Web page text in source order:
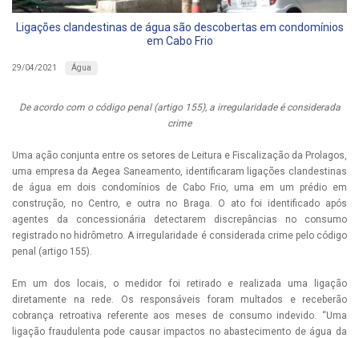
Ligações clandestinas de água são descobertas em condomínios
em Cabo Frio
29/04/2021 Água
De acordo com o código penal (artigo 155), a irregularidade é considerada
crime
Uma ação conjunta entre os setores de Leitura e Fiscalização da Prolagos,
uma empresa da Aegea Saneamento, identificaram ligações clandestinas
de água em dois condomínios de Cabo Frio, uma em um prédio em
construção, no Centro, e outra no Braga. O ato foi identificado após
agentes da concessionária detectarem discrepâncias no consumo
registrado no hidrômetro. A irregularidade é considerada crime pelo código
penal (artigo 155).
Em um dos locais, o medidor foi retirado e realizada uma ligação
diretamente na rede. Os responsáveis foram multados e receberão
cobrança retroativa referente aos meses de consumo indevido. “Uma
ligação fraudulenta pode causar impactos no abastecimento de água da